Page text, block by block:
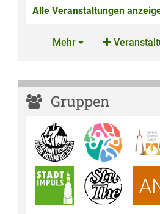
Alle Veranstaltungen
Mehr
Gruppen